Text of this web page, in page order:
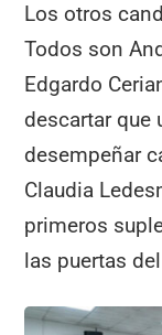
Los otros
Todos son
Edgardo
descartar que
desempeñar
Claudia
primeros
las puertas del